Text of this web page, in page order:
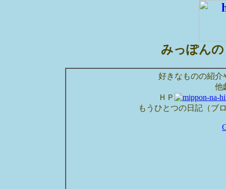
みっぽん
好きなものの紹介
他
ＨＰ
もうひとつの日記（ブ